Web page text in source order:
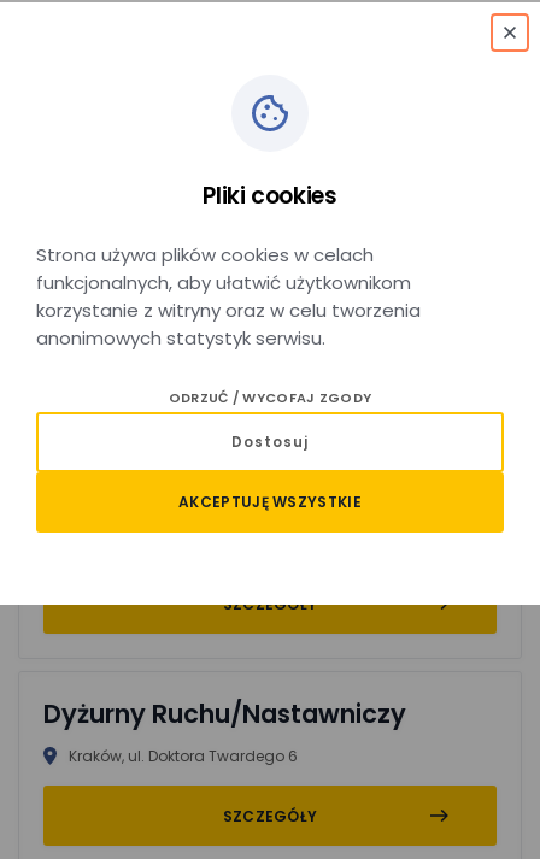
Oferty Pracy
Oferty pracy:
Maszynista stażysta
SZCZEGÓŁY
Dyżurny Ruchu/Nastawniczy
Kraków, ul. Doktora Twardego 6
SZCZEGÓŁY
Pliki cookies
Strona używa plików cookies w celach
funkcjonalnych, aby ułatwić użytkownikom
korzystanie z witryny oraz w celu tworzenia
anonimowych statystyk serwisu.
ODRZUĆ / WYCOFAJ ZGODY
Dostosuj
AKCEPTUJĘ WSZYSTKIE